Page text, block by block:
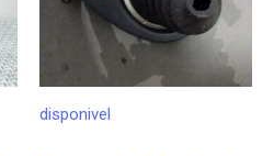
disponivel